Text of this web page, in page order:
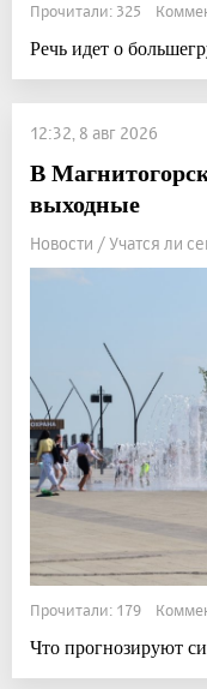
Прочитали: 325
Речь идет о
12:32, 8 авг 2026
В
выходные
Новости / Учатся ли
Прочитали: 179
Что прогнозируют